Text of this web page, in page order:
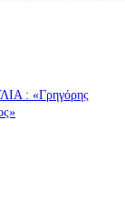
: «Γρηγόρης